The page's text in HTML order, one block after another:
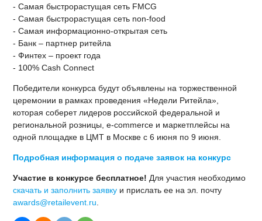
- Самая быстрорастущая сеть FMCG
- Самая быстрорастущая сеть non-food
- Самая информационно-открытая сеть
- Банк – партнер ритейла
- Финтех – проект года
- 100% Cash Connect
Победители конкурса будут объявлены на торжественной
церемонии в рамках проведения «Недели Ритейла»,
которая соберет лидеров российской федеральной и
региональной розницы, e-commerce и маркетплейсы на
одной площадке в ЦМТ в Москве с 6 июня по 9 июня.
Подробная информация о подаче заявок на конкурс
Участие в конкурсе бесплатное! Для участия необходимо
скачать и заполнить заявку и прислать ее на эл. почту
awards@retailevent.ru.